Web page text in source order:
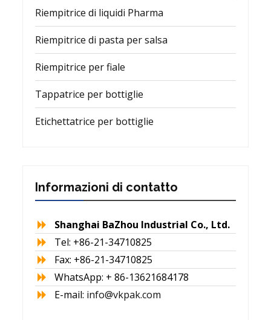
Riempitrice di liquidi Pharma
Riempitrice di pasta per salsa
Riempitrice per fiale
Tappatrice per bottiglie
Etichettatrice per bottiglie
Informazioni di contatto
Shanghai BaZhou Industrial Co., Ltd.
Tel: +86-21-34710825
Fax: +86-21-34710825
WhatsApp: + 86-13621684178
E-mail: info@vkpak.com